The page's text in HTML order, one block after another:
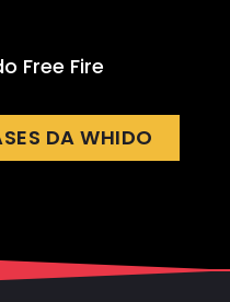
Free Fire
DA WHIDO